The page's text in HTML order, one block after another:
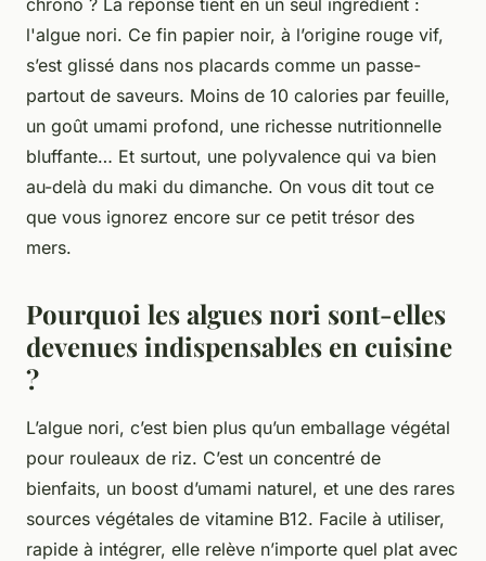
l'algue nori. Ce fin papier noir, à l’origine rouge vif,
s’est glissé dans nos placards comme un passe-
partout de saveurs. Moins de 10 calories par feuille,
un goût umami profond, une richesse nutritionnelle
bluffante… Et surtout, une polyvalence qui va bien
au-delà du maki du dimanche. On vous dit tout ce
que vous ignorez encore sur ce petit trésor des
mers.
Pourquoi les algues nori sont-elles
devenues indispensables en cuisine
?
L’algue nori, c’est bien plus qu’un emballage végétal
pour rouleaux de riz. C’est un concentré de
bienfaits, un boost d’umami naturel, et une des rares
sources végétales de vitamine B12. Facile à utiliser,
rapide à intégrer, elle relève n’importe quel plat avec